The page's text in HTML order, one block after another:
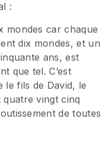
:
mondes car chaque
dix mondes, et un
ans, est
que tel. C’est
le fils de David, le
vingt cinq
de toutes